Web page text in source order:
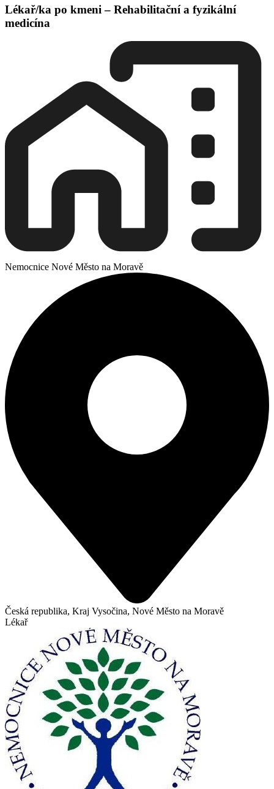
Lékař/ka po kmeni – Rehabilitační a fyzikální
medicína
Nemocnice Nové Město na Moravě
Česká republika, Kraj Vysočina, Nové Město na Moravě
Lékař